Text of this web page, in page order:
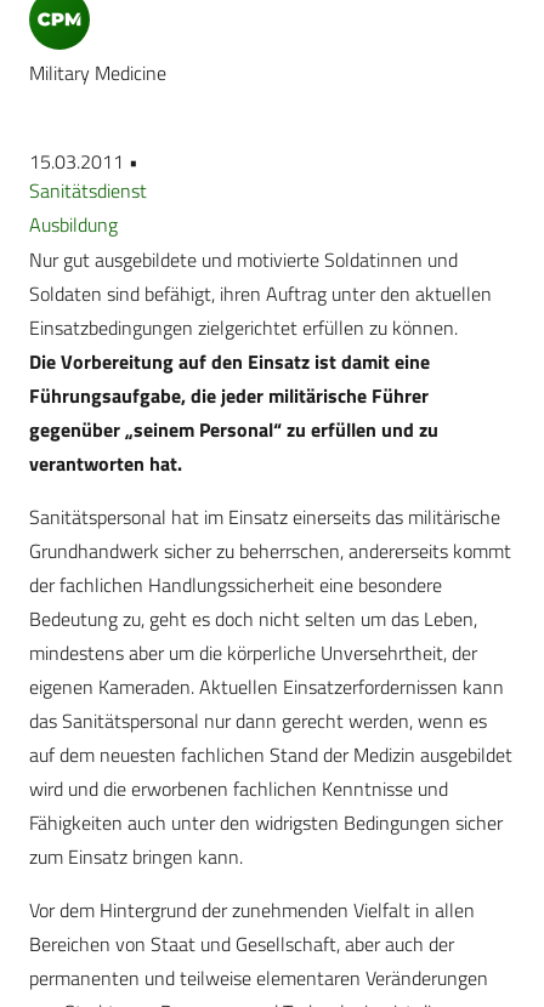
Military Medicine
15.03.2011 •
Sanitätsdienst
Ausbildung
Nur gut ausgebildete und motivierte Soldatinnen und
Soldaten sind befähigt, ihren Auftrag unter den aktuellen
Einsatzbedingungen zielgerichtet erfüllen zu können.
Die Vorbereitung auf den Einsatz ist damit eine
Führungsaufgabe, die jeder militärische Führer
gegenüber „seinem Personal“ zu erfüllen und zu
verantworten hat.
Sanitätspersonal hat im Einsatz einerseits das militärische
Grundhandwerk sicher zu beherrschen, andererseits kommt
der fachlichen Handlungssicherheit eine besondere
Bedeutung zu, geht es doch nicht selten um das Leben,
mindestens aber um die körperliche Unversehrtheit, der
eigenen Kameraden. Aktuellen Einsatzerfordernissen kann
das Sanitätspersonal nur dann gerecht werden, wenn es
auf dem neuesten fachlichen Stand der Medizin ausgebildet
wird und die erworbenen fachlichen Kenntnisse und
Fähigkeiten auch unter den widrigsten Bedingungen sicher
zum Einsatz bringen kann.
Vor dem Hintergrund der zunehmenden Vielfalt in allen
Bereichen von Staat und Gesellschaft, aber auch der
permanenten und teilweise elementaren Veränderungen